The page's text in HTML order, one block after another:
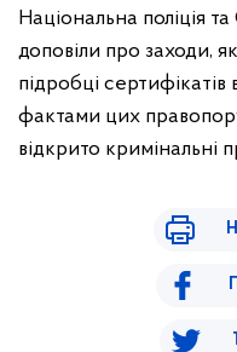
Національна поліція
доповіли про заходи,
підробці сертифікатів
фактами цих
відкрито кримінальні